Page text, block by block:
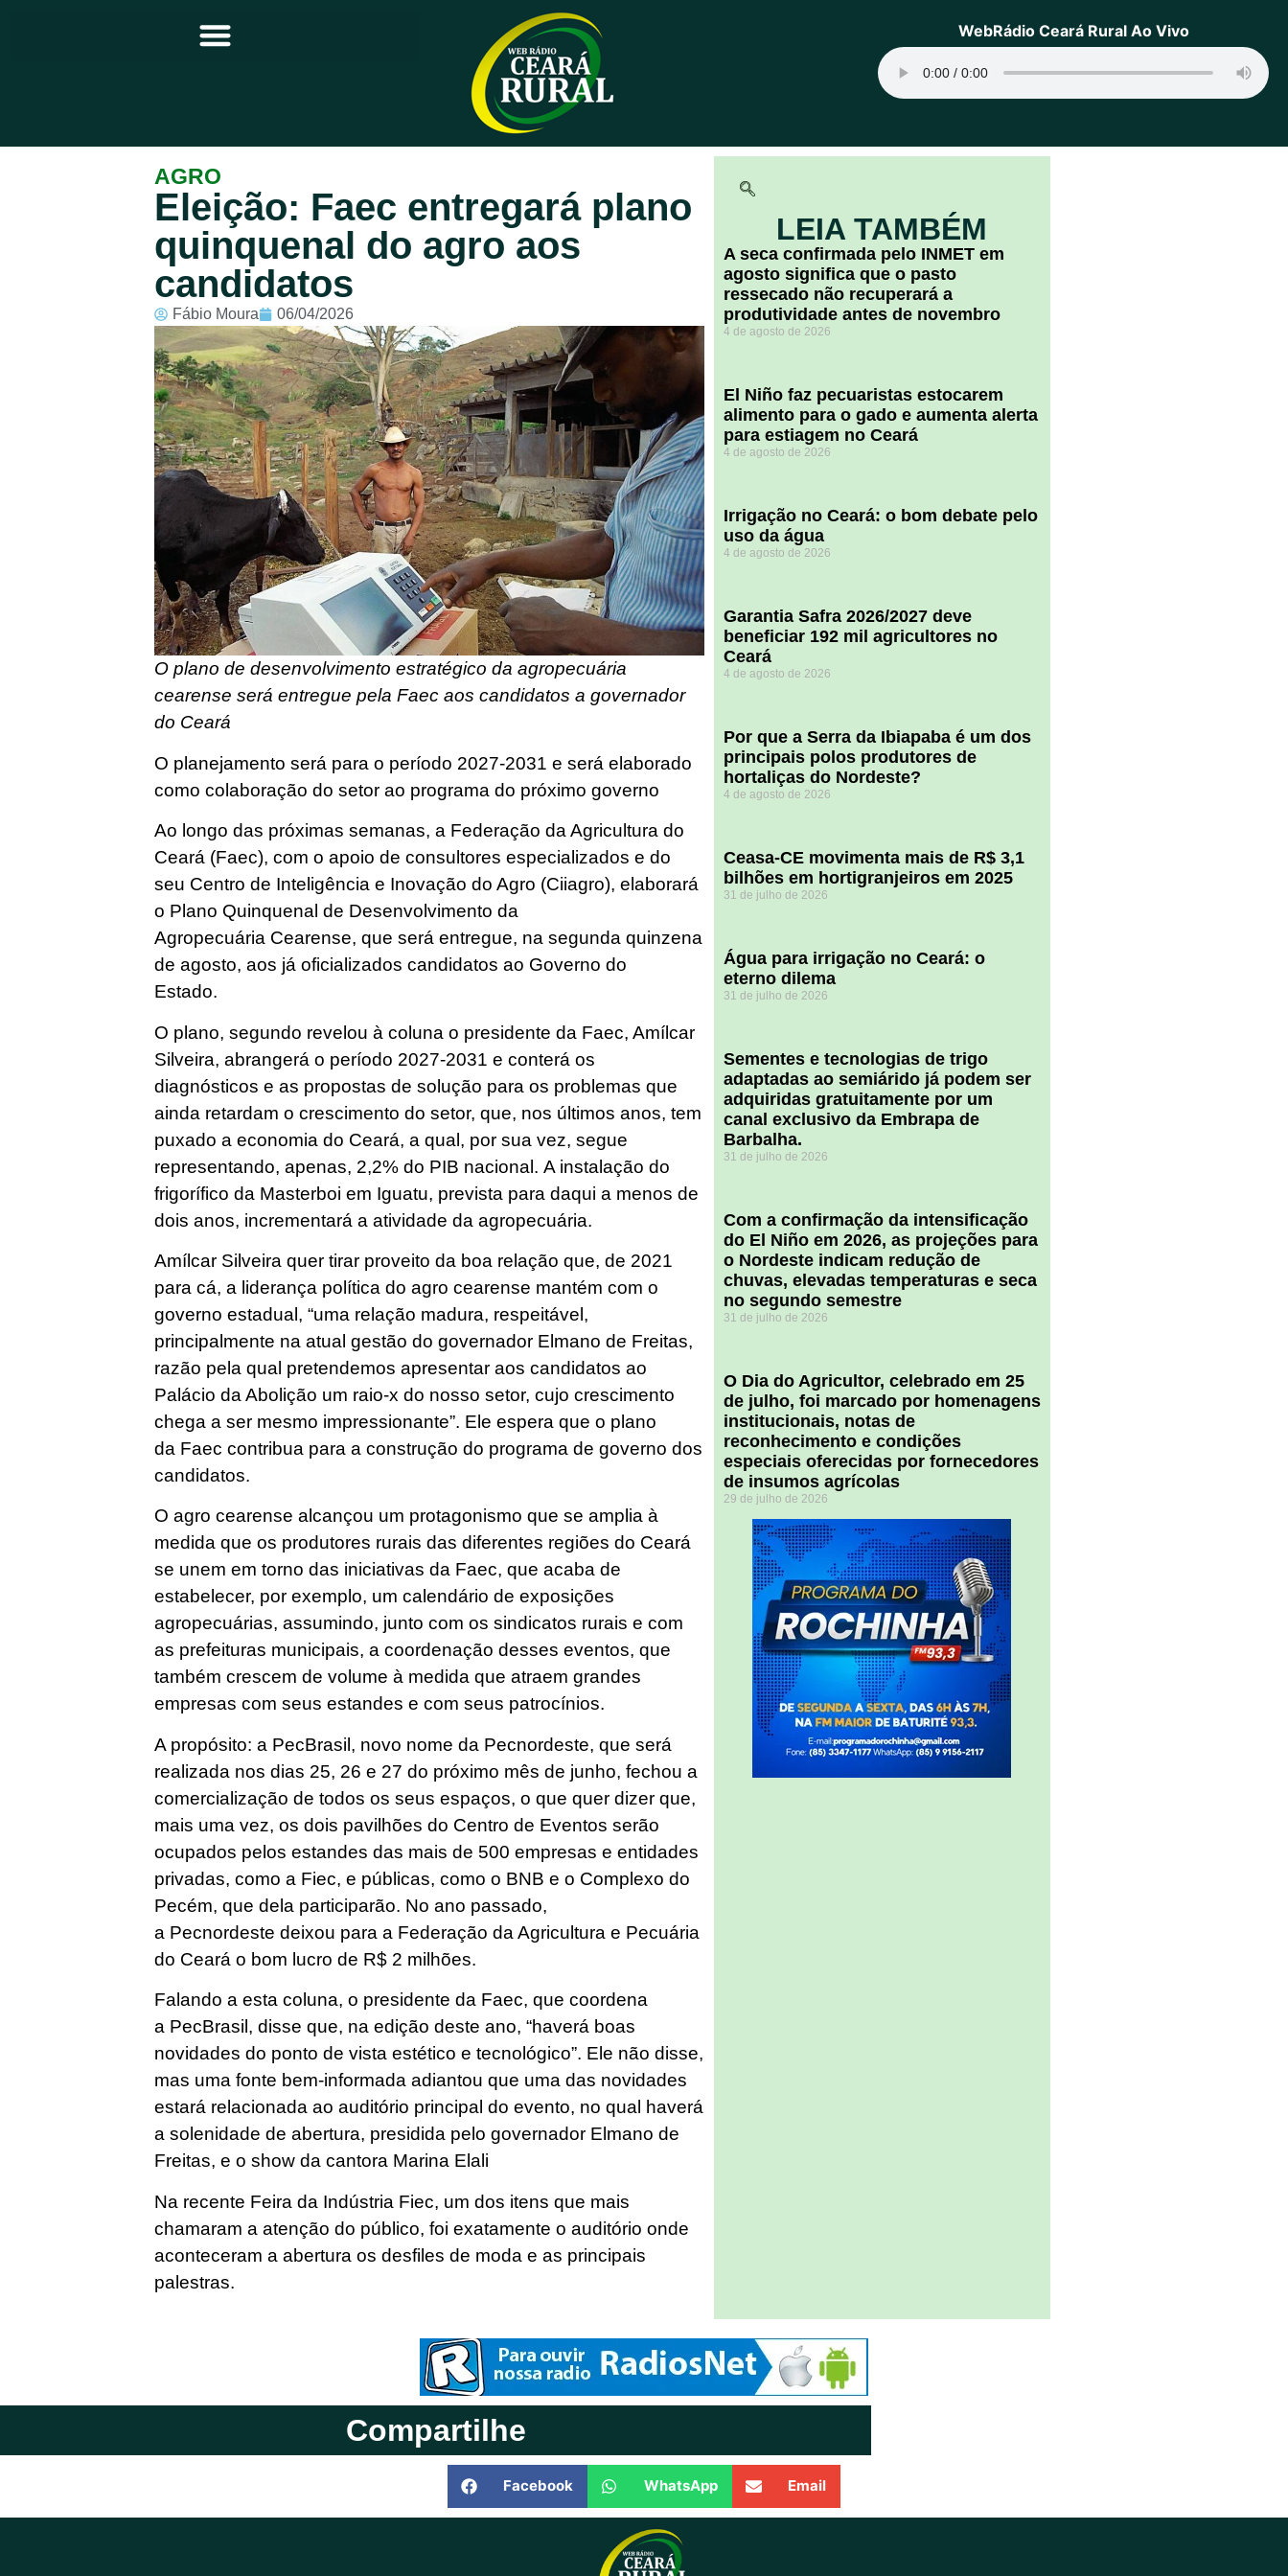
Principal
Notícias
Programação
Equipe
Contato
Sobre
WebRádio Ceará Rural Ao Vivo
AGRO
Eleição: Faec entregará plano
quinquenal do agro aos
candidatos
Fábio Moura 06/04/2026
O plano de desenvolvimento estratégico da agropecuária
cearense será entregue pela Faec aos candidatos a governador
do Ceará
O planejamento será para o período 2027-2031 e será elaborado
como colaboração do setor ao programa do próximo governo
Ao longo das próximas semanas, a Federação da Agricultura do
Ceará (Faec), com o apoio de consultores especializados e do
seu Centro de Inteligência e Inovação do Agro (Ciiagro), elaborará
o Plano Quinquenal de Desenvolvimento da
Agropecuária Cearense, que será entregue, na segunda quinzena
de agosto, aos já oficializados candidatos ao Governo do
Estado.
O plano, segundo revelou à coluna o presidente da Faec, Amílcar
Silveira, abrangerá o período 2027-2031 e conterá os
diagnósticos e as propostas de solução para os problemas que
ainda retardam o crescimento do setor, que, nos últimos anos, tem
puxado a economia do Ceará, a qual, por sua vez, segue
representando, apenas, 2,2% do PIB nacional. A instalação do
frigorífico da Masterboi em Iguatu, prevista para daqui a menos de
dois anos, incrementará a atividade da agropecuária.
Amílcar Silveira quer tirar proveito da boa relação que, de 2021
para cá, a liderança política do agro cearense mantém com o
governo estadual, “uma relação madura, respeitável,
principalmente na atual gestão do governador Elmano de Freitas,
razão pela qual pretendemos apresentar aos candidatos ao
Palácio da Abolição um raio-x do nosso setor, cujo crescimento
chega a ser mesmo impressionante”. Ele espera que o plano
da Faec contribua para a construção do programa de governo dos
candidatos.
O agro cearense alcançou um protagonismo que se amplia à
medida que os produtores rurais das diferentes regiões do Ceará
se unem em torno das iniciativas da Faec, que acaba de
estabelecer, por exemplo, um calendário de exposições
agropecuárias, assumindo, junto com os sindicatos rurais e com
as prefeituras municipais, a coordenação desses eventos, que
também crescem de volume à medida que atraem grandes
empresas com seus estandes e com seus patrocínios.
A propósito: a PecBrasil, novo nome da Pecnordeste, que será
realizada nos dias 25, 26 e 27 do próximo mês de junho, fechou a
comercialização de todos os seus espaços, o que quer dizer que,
mais uma vez, os dois pavilhões do Centro de Eventos serão
ocupados pelos estandes das mais de 500 empresas e entidades
privadas, como a Fiec, e públicas, como o BNB e o Complexo do
Pecém, que dela participarão. No ano passado,
a Pecnordeste deixou para a Federação da Agricultura e Pecuária
do Ceará o bom lucro de R$ 2 milhões.
Falando a esta coluna, o presidente da Faec, que coordena
a PecBrasil, disse que, na edição deste ano, “haverá boas
novidades do ponto de vista estético e tecnológico”. Ele não disse,
mas uma fonte bem-informada adiantou que uma das novidades
estará relacionada ao auditório principal do evento, no qual haverá
a solenidade de abertura, presidida pelo governador Elmano de
Freitas, e o show da cantora Marina Elali
Na recente Feira da Indústria Fiec, um dos itens que mais
chamaram a atenção do público, foi exatamente o auditório onde
aconteceram a abertura os desfiles de moda e as principais
palestras.
LEIA TAMBÉM
A seca confirmada pelo INMET em
agosto significa que o pasto
ressecado não recuperará a
produtividade antes de novembro
4 de agosto de 2026
El Niño faz pecuaristas estocarem
alimento para o gado e aumenta alerta
para estiagem no Ceará
4 de agosto de 2026
Irrigação no Ceará: o bom debate pelo
uso da água
4 de agosto de 2026
Garantia Safra 2026/2027 deve
beneficiar 192 mil agricultores no
Ceará
4 de agosto de 2026
Por que a Serra da Ibiapaba é um dos
principais polos produtores de
hortaliças do Nordeste?
4 de agosto de 2026
Ceasa-CE movimenta mais de R$ 3,1
bilhões em hortigranjeiros em 2025
31 de julho de 2026
Água para irrigação no Ceará: o
eterno dilema
31 de julho de 2026
Sementes e tecnologias de trigo
adaptadas ao semiárido já podem ser
adquiridas gratuitamente por um
canal exclusivo da Embrapa de
Barbalha.
31 de julho de 2026
Com a confirmação da intensificação
do El Niño em 2026, as projeções para
o Nordeste indicam redução de
chuvas, elevadas temperaturas e seca
no segundo semestre
31 de julho de 2026
O Dia do Agricultor, celebrado em 25
de julho, foi marcado por homenagens
institucionais, notas de
reconhecimento e condições
especiais oferecidas por fornecedores
de insumos agrícolas
29 de julho de 2026
Compartilhe
Facebook WhatsApp Email